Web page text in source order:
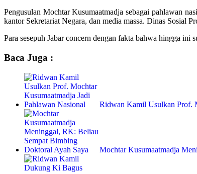
Pengusulan Mochtar Kusumaatmadja sebagai pahlawan
kantor Sekretariat Negara, dan media massa. Dinas Sosial
Para sesepuh Jabar concern dengan fakta bahwa hingga ini
Baca Juga :
Ridwan Kamil Usulkan Prof.
Mochtar Kusumaatmadja